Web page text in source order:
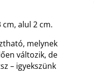
cm, alul 2 cm.
melynek
változik, de
– igyekszünk